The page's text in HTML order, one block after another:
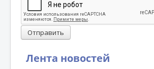
Лента новостей
Отправить